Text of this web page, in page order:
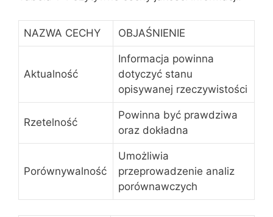
NAZWA CECHY OBJAŚNIENIE
Aktualność
Informacja powinna
dotyczyć stanu
opisywanej rzeczywistości
Rzetelność
Powinna być prawdziwa
oraz dokładna
Porównywalność
Umożliwia
przeprowadzenie analiz
porównawczych